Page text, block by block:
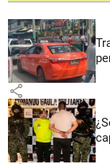
share